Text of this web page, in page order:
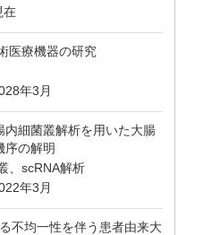
在
医療機器の研究
年3月
内細菌叢解析を用いた大腸
序の解明
、scRNA解析
年3月
不均一性を伴う患者由来大